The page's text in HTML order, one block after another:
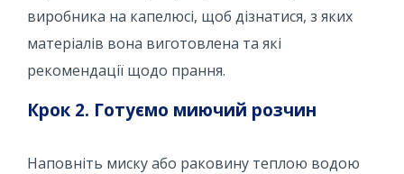
виробника на капелюсі, щоб дізнатися, з яких
матеріалів вона виготовлена ​​та які
рекомендації щодо прання.
Крок 2. Готуємо миючий розчин
Наповніть миску або раковину теплою водою